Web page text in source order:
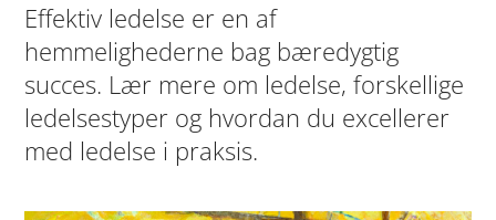
Effektiv ledelse er en af
hemmelighederne bag bæredygtig
succes. Lær mere om ledelse, forskellige
ledelsestyper og hvordan du excellerer
med ledelse i praksis.